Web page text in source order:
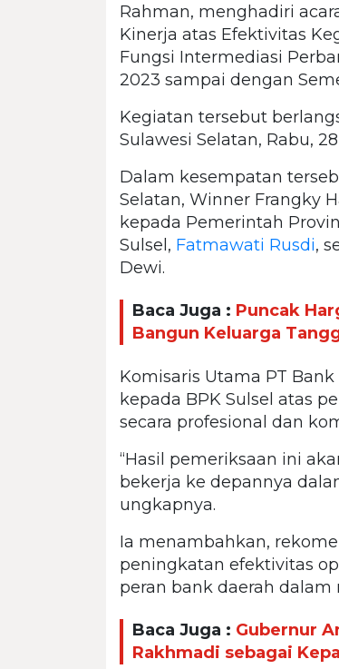
Rahman, menghadiri
Kinerja atas Efektivitas
Fungsi Intermediasi
2023 sampai dengan
Kegiatan tersebut
Sulawesi Selatan, Rabu,
Dalam kesempatan
Selatan, Winner Frangky
kepada Pemerintah
Sulsel, Fatmawati Rusdi,
Dewi.
Baca Juga : Puncak
Bangun Keluarga
Komisaris Utama PT
kepada BPK Sulsel atas
secara profesional dan
“Hasil pemeriksaan ini
bekerja ke depannya
ungkapnya.
Ia menambahkan,
peningkatan efektivitas
peran bank daerah
Baca Juga : Gubernur
Rakhmadi sebagai